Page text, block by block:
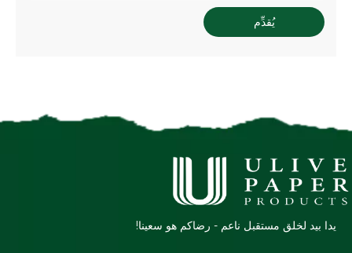
يُقدِّم
يدا بيد لخلق مستقبل ناعم - رضاكم هو سعينا!